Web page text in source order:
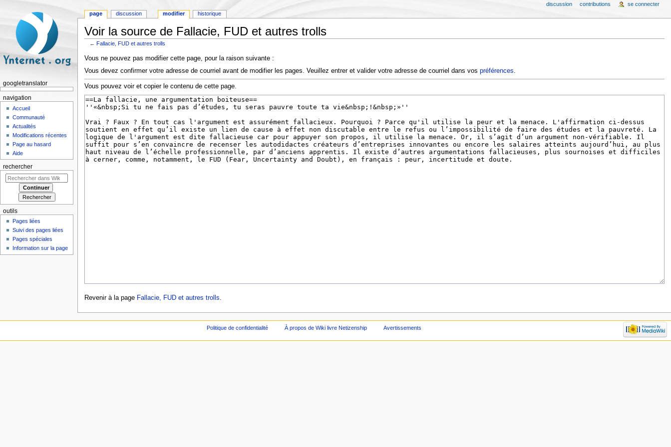
Voir la source de Fallacie, FUD et autres trolls
←Fallacie, FUD et autres trolls
Vous ne pouvez pas modifier cette page, pour la raison suivante :
Vous devez confirmer votre adresse de courriel avant de modifier les pages. Veuillez entrer et valider votre adresse de courriel dans vos préférences.
Vous pouvez voir et copier le contenu de cette page.
Revenir à la page Fallacie, FUD et autres trolls.
page discussion modifier historique
discussion contributions se connecter
googletranslator
navigation
Accueil
Communauté
Actualités
Modifications récentes
Page au hasard
Aide
rechercher
outils
Pages liées
Suivi des pages liées
Pages spéciales
Information sur la page
Politique de confidentialité À propos de Wiki livre Netizenship Avertissements